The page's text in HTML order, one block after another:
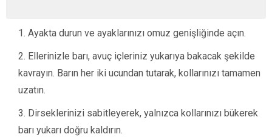
Ayakta durun ve ayaklarınızı omuz genişliğinde açın.
Ellerinizle barı, avuç içleriniz yukarıya bakacak şekilde
kavrayın. Barın her iki ucundan tutarak, kollarınızı tamamen
uzatın.
Dirseklerinizi sabitleyerek, yalnızca kollarınızı bükerek
barı yukarı doğru kaldırın.